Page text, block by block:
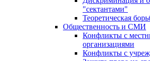
"сектантами"
Теоретическая
Общественность и СМИ
Конфликты с
организациями
Конфликты с